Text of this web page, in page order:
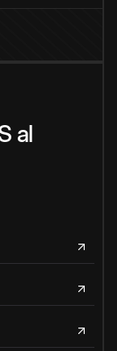
al